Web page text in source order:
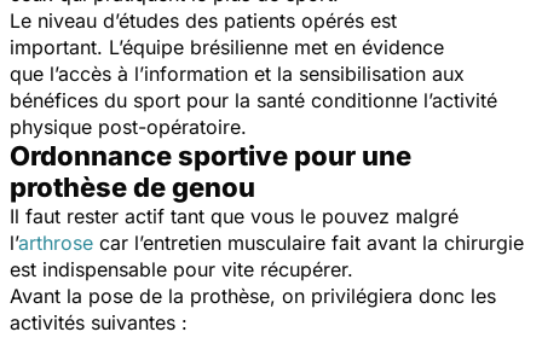
Le niveau d’études des patients opérés est
important. L’équipe brésilienne met en évidence
que l’accès à l’information et la sensibilisation aux
bénéfices du sport pour la santé conditionne l’activité
physique post-opératoire.
Ordonnance sportive pour une
prothèse de genou
Il faut rester actif tant que vous le pouvez malgré
l’arthrose car l’entretien musculaire fait avant la chirurgie
est indispensable pour vite récupérer.
Avant la pose de la prothèse, on privilégiera donc les
activités suivantes :